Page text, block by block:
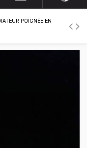
POIGNÉE EN